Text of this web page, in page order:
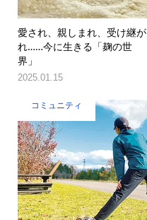
愛され、親しまれ、受け継が
れ……今に生きる「麹の世
界」
2025.01.15
コミュニティ